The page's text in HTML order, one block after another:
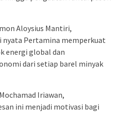
Aloysius Mantiri,
nyata Pertamina memperkuat
energi global dan
dari setiap barel minyak
Iriawan,
ini menjadi motivasi bagi